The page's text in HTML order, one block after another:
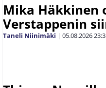
Mika Häkkinen
Verstappenin
Taneli Niinimäki | 05.08.2026